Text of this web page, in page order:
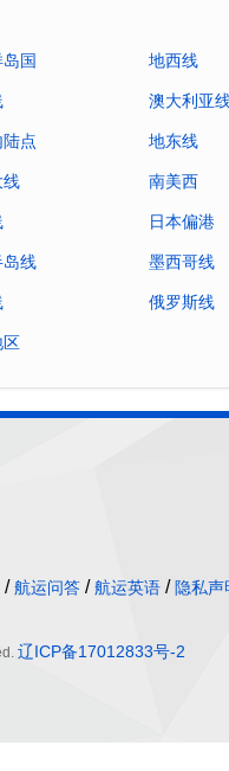
国 地西线
澳大利亚
点 地东线
线 南美西
日本偏港
岛线 墨西哥线
俄罗斯线
区
/航运问答 /航运英语 / 隐私声
辽ICP备17012833号-2